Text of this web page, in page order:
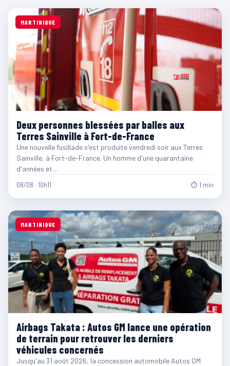
MARTINIQUE
Deux personnes blessées par balles aux
Terres Sainville à Fort-de-France
Une nouvelle fusillade s'est produite vendredi soir aux Terres
Sainville, à Fort-de-France. Un homme d'une quarantaine
d'années et…
08/08 · 10h11 ⏱ 1 min
MARTINIQUE
Airbags Takata : Autos GM lance une opération
de terrain pour retrouver les derniers
véhicules concernés
Jusqu'au 31 août 2026, la concession automobile Autos GM